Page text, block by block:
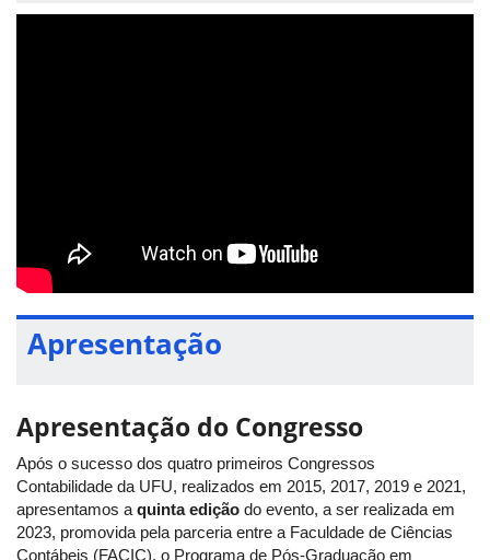
Apresentação
Apresentação do Congresso
Após o sucesso dos quatro primeiros Congressos
Contabilidade da UFU, realizados em 2015, 2017, 2019 e 2021,
apresentamos a quinta edição do evento, a ser realizada em
2023, promovida pela parceria entre a Faculdade de Ciências
Contábeis (FACIC), o Programa de Pós-Graduação em